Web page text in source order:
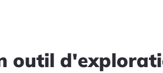
outil